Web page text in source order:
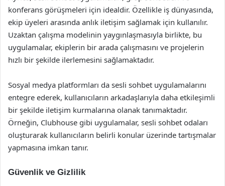
konferans görüşmeleri için idealdir. Özellikle iş dünyasında,
ekip üyeleri arasında anlık iletişim sağlamak için kullanılır.
Uzaktan çalışma modelinin yaygınlaşmasıyla birlikte, bu
uygulamalar, ekiplerin bir arada çalışmasını ve projelerin
hızlı bir şekilde ilerlemesini sağlamaktadır.
Sosyal medya platformları da sesli sohbet uygulamalarını
entegre ederek, kullanıcıların arkadaşlarıyla daha etkileşimli
bir şekilde iletişim kurmalarına olanak tanımaktadır.
Örneğin, Clubhouse gibi uygulamalar, sesli sohbet odaları
oluşturarak kullanıcıların belirli konular üzerinde tartışmalar
yapmasına imkan tanır.
Güvenlik ve Gizlilik